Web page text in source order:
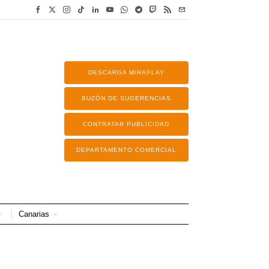
DESCARGA MIRAPLAY
BUZÓN DE SUGERENCIAS
CONTRATAR PUBLICIDAD
DEPARTAMENTO COMERCIAL
Canarias